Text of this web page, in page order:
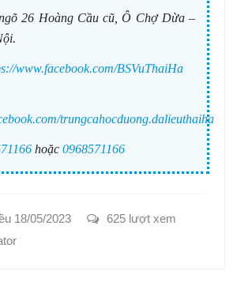
26 Hoàng Cầu cũ, Ô Chợ Dừa –
www.facebook.com/BSVuThaiHa
trungcahocduong.dalieuthaiha
hoặc 0968571166
18/05/2023
625 lượt xem